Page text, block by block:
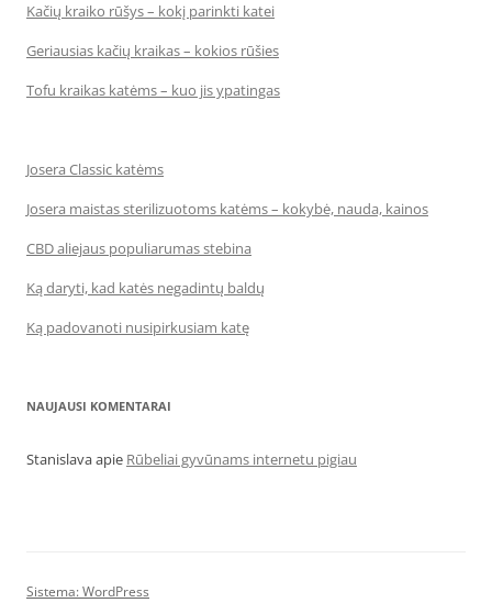
Kačių kraiko rūšys – kokį parinkti katei
Geriausias kačių kraikas – kokios rūšies
Tofu kraikas katėms – kuo jis ypatingas
Josera Classic katėms
Josera maistas sterilizuotoms katėms – kokybė, nauda, kainos
CBD aliejaus populiarumas stebina
Ką daryti, kad katės negadintų baldų
Ką padovanoti nusipirkusiam katę
NAUJAUSI KOMENTARAI
Stanislavaapie Rūbeliai gyvūnams internetu pigiau
Sistema: WordPress